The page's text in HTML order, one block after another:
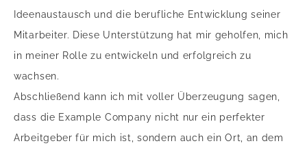
Ideenaustausch und die berufliche Entwicklung seiner
Mitarbeiter. Diese Unterstützung hat mir geholfen, mich
in meiner Rolle zu entwickeln und erfolgreich zu
wachsen.
Abschließend kann ich mit voller Überzeugung sagen,
dass die Example Company nicht nur ein perfekter
Arbeitgeber für mich ist, sondern auch ein Ort, an dem